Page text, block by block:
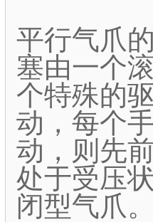
平行气爪
塞由一个
个特殊的
动，每个
动，则先
处于受压
闭型气爪